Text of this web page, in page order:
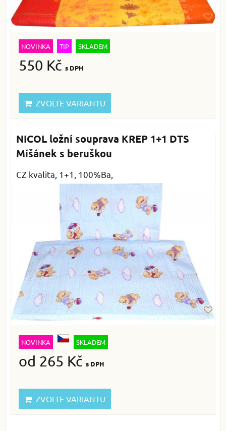
NOVINKA TIP SKLADEM
550 Kč s DPH
ZVOLTE VARIANTU
NICOL ložní souprava KREP 1+1 DTS
Míšánek s beruškou
CZ kvalita, 1+1, 100%Ba,
NOVINKA SKLADEM
od 265 Kč s DPH
ZVOLTE VARIANTU